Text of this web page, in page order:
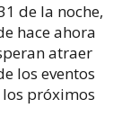
de la noche,
hace ahora
atraer
los eventos
próximos